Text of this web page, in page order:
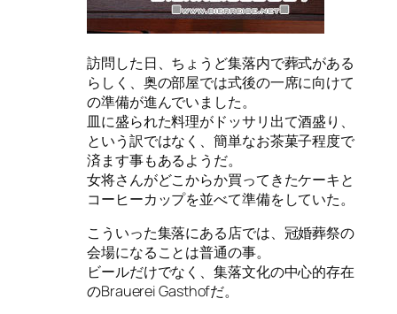
訪問した日、ちょうど集落内で葬式がある
らしく、奥の部屋では式後の一席に向けて
の準備が進んでいました。
皿に盛られた料理がドッサリ出て酒盛り、
という訳ではなく、簡単なお茶菓子程度で
済ます事もあるようだ。
女将さんがどこからか買ってきたケーキと
コーヒーカップを並べて準備をしていた。
こういった集落にある店では、冠婚葬祭の
会場になることは普通の事。
ビールだけでなく、集落文化の中心的存在
のBrauerei Gasthofだ。